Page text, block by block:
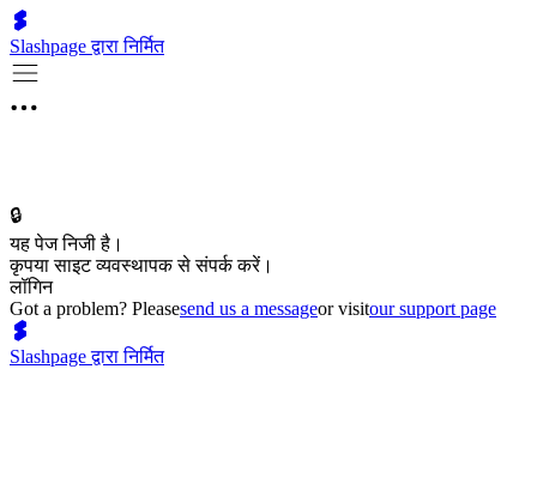
Slashpage द्वारा निर्मित
🔒
यह पेज निजी है।
कृपया साइट व्यवस्थापक से संपर्क करें।
लॉगिन
Got a problem? Pleasesend us a messageor visitour support page
Slashpage द्वारा निर्मित